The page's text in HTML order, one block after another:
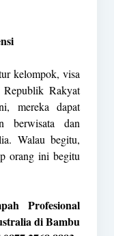
kelompok, visa
Rakyat
mereka dapat
berwisata dan
Walau begitu,
orang ini begitu
Profesional
di Bambu